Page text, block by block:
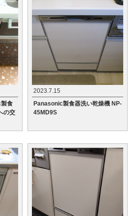
食
の交
2023.7.15
Panasonic製食器洗い乾燥機 NP-
45MD9S